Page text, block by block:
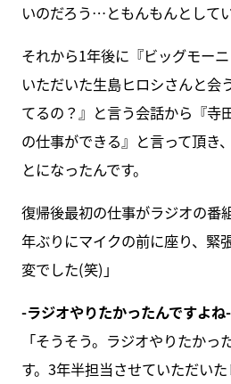
いのだろう…ともんもんとして
それから1年後に『ビッグモー
いただいた生島ヒロシさんと会
てるの？』と言う会話から『寺
の仕事ができる』と言って頂き
とになったんです。
復帰後最初の仕事がラジオの番
年ぶりにマイクの前に座り、緊
変でした(笑)」
-ラジオやりたかったんですよね-
「そうそう。ラジオやりたかっ
す。3年半担当させていただい